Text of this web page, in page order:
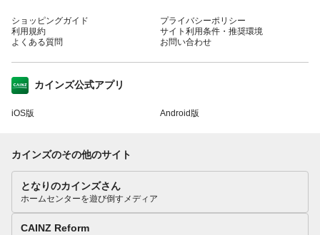
ショッピングガイド
利用規約
よくある質問
プライバシーポリシー
サイト利用条件・推奨環境
お問い合わせ
カインズ公式アプリ
iOS版 Android版
カインズのその他のサイト
となりのカインズさん
ホームセンターを遊び倒すメディア
CAINZ Reform